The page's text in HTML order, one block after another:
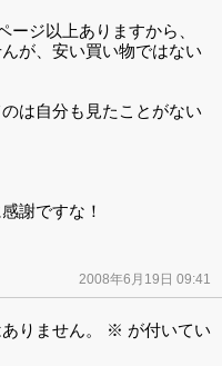
ジ以上ありますから、
が、安い買い物ではない
は自分も見たことがない
謝ですな！
2008年6月19日 09:41
りません。 ※ が付いてい